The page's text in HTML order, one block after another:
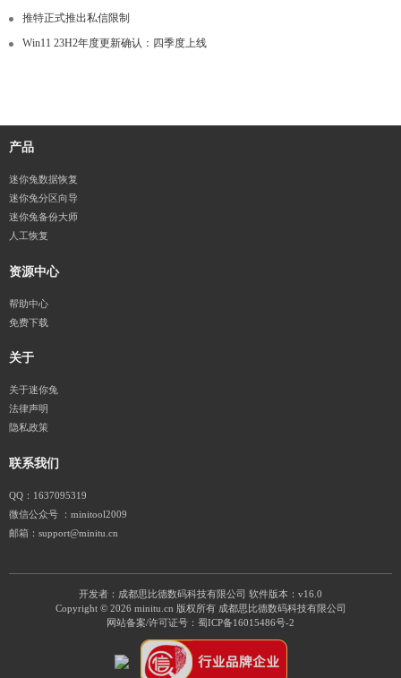
推特正式推出私信限制
Win11 23H2年度更新确认：四季度上线
产品
迷你兔数据恢复
迷你兔分区向导
迷你兔备份大师
人工恢复
资源中心
帮助中心
免费下载
关于
关于迷你兔
法律声明
隐私政策
联系我们
QQ：1637095319
微信公众号 ：minitool2009
邮箱：support@minitu.cn
开发者：成都思比德数码科技有限公司
软件版本：v16.0
Copyright © 2026 minitu.cn 版权所有 成都思比德数码科技有限公司
网站备案/许可证号： 蜀ICP备16015486号-2